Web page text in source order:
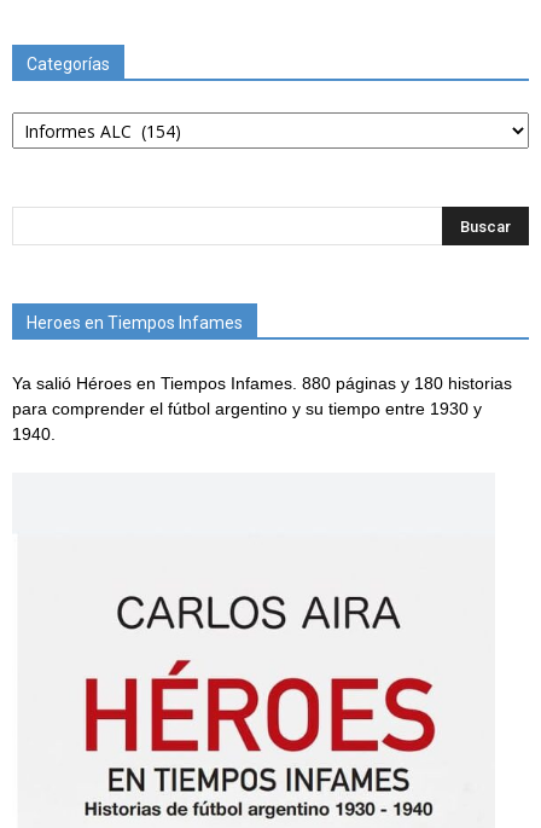
Categorías
Categorías
Heroes en Tiempos Infames
Ya salió Héroes en Tiempos Infames. 880 páginas y 180 historias
para comprender el fútbol argentino y su tiempo entre 1930 y
1940.